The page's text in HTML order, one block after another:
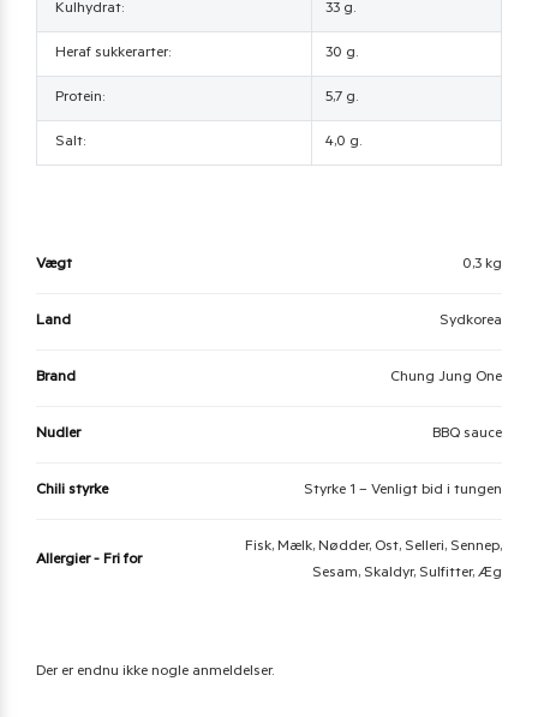
Kulhydrat: 33 g.
Heraf sukkerarter: 30 g.
Protein: 5,7 g.
Salt: 4,0 g.
Vægt 0,3 kg
Land Sydkorea
Brand Chung Jung One
Nudler BBQ sauce
Chili styrke Styrke 1 – Venligt bid i tungen
Allergier - Fri for
Fisk, Mælk, Nødder, Ost, Selleri, Sennep,
Sesam, Skaldyr, Sulfitter, Æg
Der er endnu ikke nogle anmeldelser.